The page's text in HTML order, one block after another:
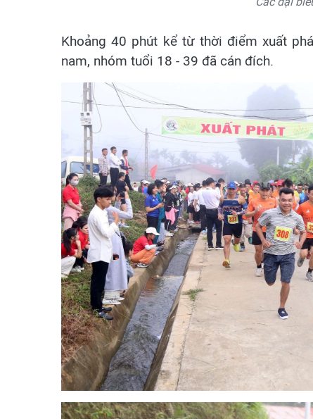
Khoảng 40 phút kể từ thời điểm xuất
nam, nhóm tuổi 18 - 39 đã cán đích.